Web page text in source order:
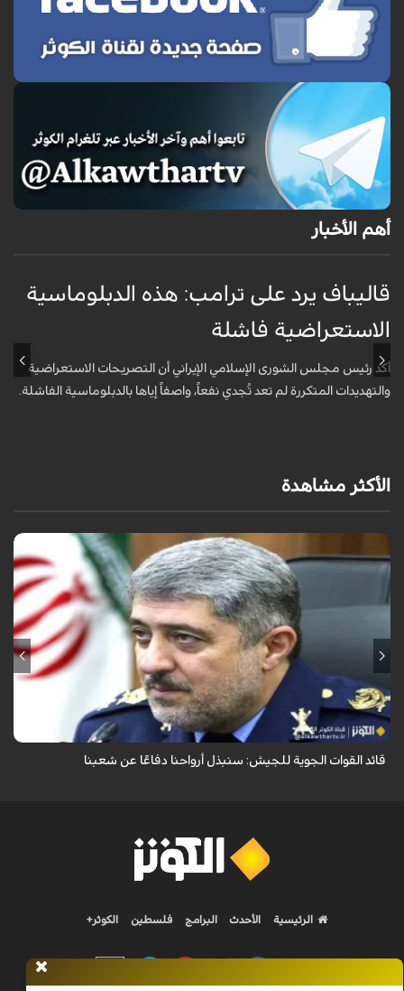
أهم الأخبار
قاليباف يرد على ترامب: هذه الدبلوماسية
الاستعراضية فاشلة
أكد رئيس مجلس الشورى الإسلامي الإيراني أن التصريحات الاستعراضية
والتهديدات المتكررة لم تعد تُجدي نفعاً، واصفاً إياها بالدبلوماسية الفاشلة.
الأكثر مشاهدة
قال قائد القوات الجوية للجيش الايراني العميد الطيار بهمن بهمرد "ان القوات
الجوية للجيش ستبذل الأرواح دفاعًا عن الشعب الإيراني".
قائد القوات الجوية للجيش: سنبذل أرواحنا دفاعًا عن شعبنا
الرئيسية الأحدث البرامج فلسطين الكوثر+